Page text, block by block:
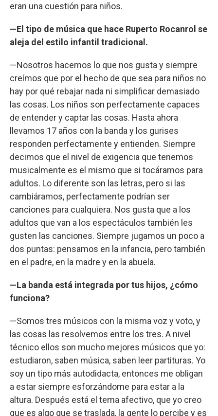
eran una cuestión para niños.
—El tipo de música que hace Ruperto Rocanrol se
aleja del estilo infantil tradicional.
—Nosotros hacemos lo que nos gusta y siempre
creímos que por el hecho de que sea para niños no
hay por qué rebajar nada ni simplificar demasiado
las cosas. Los niños son perfectamente capaces
de entender y captar las cosas. Hasta ahora
llevamos 17 años con la banda y los gurises
responden perfectamente y entienden. Siempre
decimos que el nivel de exigencia que tenemos
musicalmente es el mismo que si tocáramos para
adultos. Lo diferente son las letras, pero si las
cambiáramos, perfectamente podrían ser
canciones para cualquiera. Nos gusta que a los
adultos que van a los espectáculos también les
gusten las canciones. Siempre jugamos un poco a
dos puntas: pensamos en la infancia, pero también
en el padre, en la madre y en la abuela.
—La banda está integrada por tus hijos, ¿cómo
funciona?
—Somos tres músicos con la misma voz y voto, y
las cosas las resolvemos entre los tres. A nivel
técnico ellos son mucho mejores músicos que yo:
estudiaron, saben música, saben leer partituras. Yo
soy un tipo más autodidacta, entonces me obligan
a estar siempre esforzándome para estar a la
altura. Después está el tema afectivo, que yo creo
que es algo que se traslada, la gente lo percibe y es